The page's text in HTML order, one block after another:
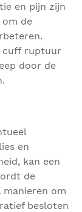
en pijn zijn
om de
cuff ruptuur
door de
en
kan een
de
manieren om
besloten